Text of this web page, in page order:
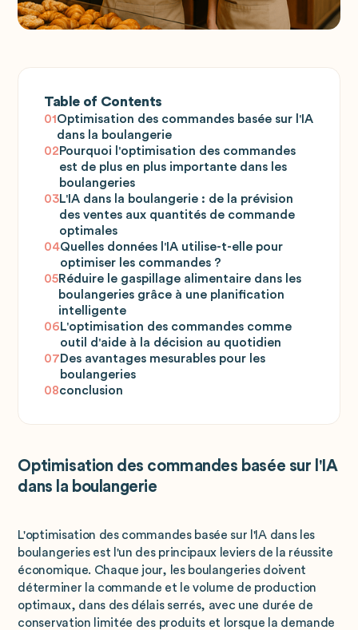
Table of Contents
01Optimisation des commandes basée sur l'IA
dans la boulangerie
02Pourquoi l'optimisation des commandes
est de plus en plus importante dans les
boulangeries
03L'IA dans la boulangerie : de la prévision
des ventes aux quantités de commande
optimales
04Quelles données l'IA utilise-t-elle pour
optimiser les commandes ?
05Réduire le gaspillage alimentaire dans les
boulangeries grâce à une planification
intelligente
06L'optimisation des commandes comme
outil d'aide à la décision au quotidien
07Des avantages mesurables pour les
boulangeries
08conclusion
Optimisation des commandes basée sur l'IA
dans la boulangerie
L'optimisation des commandes basée sur l'IA dans les
boulangeries est l'un des principaux leviers de la réussite
économique. Chaque jour, les boulangeries doivent
déterminer la commande et le volume de production
optimaux, dans des délais serrés, avec une durée de
conservation limitée des produits et lorsque la demande